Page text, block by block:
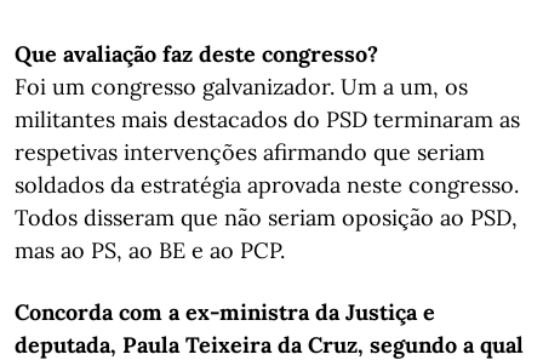
Que avaliação faz deste congresso?
Foi um congresso galvanizador. Um a um, os
militantes mais destacados do PSD terminaram as
respetivas intervenções afirmando que seriam
soldados da estratégia aprovada neste congresso.
Todos disseram que não seriam oposição ao PSD,
mas ao PS, ao BE e ao PCP.
Concorda com a ex-ministra da Justiça e
deputada, Paula Teixeira da Cruz, segundo a qual